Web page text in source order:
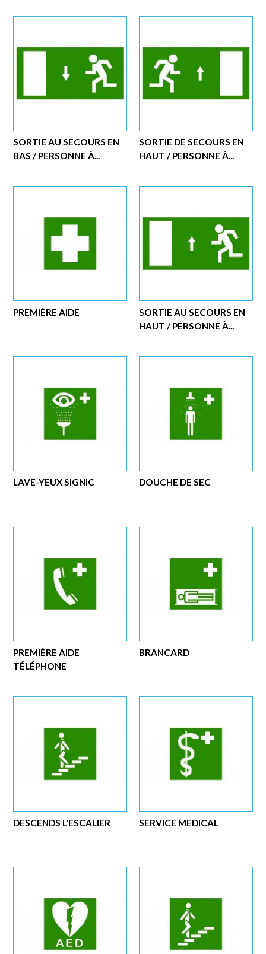
SORTIE DE SECOURS EN
HAUT / PERSONNE À...
SORTIE AU SECOURS EN
BAS / PERSONNE À...
SORTIE AU SECOURS EN
HAUT / PERSONNE À...
PREMIÈRE AIDE
DOUCHE DE SEC
LAVE-YEUX SIGNIC
BRANCARD
PREMIÈRE AIDE
TÉLÉPHONE
SERVICE MEDICAL
DESCENDS L'ESCALIER